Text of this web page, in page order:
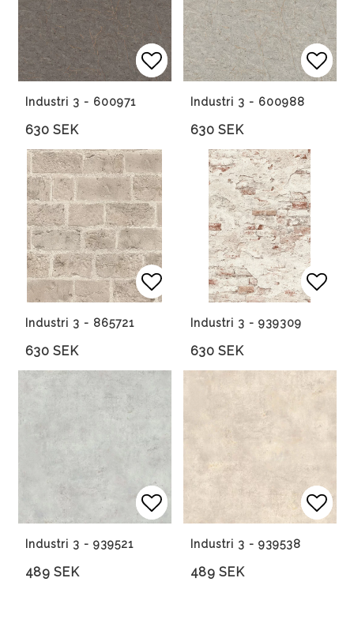
Lägg till i favoritlistan
Lägg till i favoritlistan
Industri 3 - 600971
630 SEK
Industri 3 - 600988
630 SEK
Lägg till i favoritlistan
Industri 3 - 865721
630 SEK
Industri 3 - 939309
630 SEK
Lägg till i favoritlistan
Lägg till i favoritlistan
Industri 3 - 939521
489 SEK
Industri 3 - 939538
489 SEK